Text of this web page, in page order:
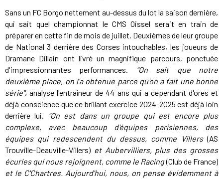
Sans un FC Borgo nettement au-dessus du lot la saison dernière,
qui sait quel championnat le CMS Oissel serait en train de
préparer en cette fin de mois de juillet. Deuxièmes de leur groupe
de National 3 derrière des Corses intouchables, les joueurs de
Dramane Dillain ont livré un magnifique parcours, ponctuée
d'impressionnantes performances.
"On sait que notre
deuxième place, on l'a obtenue parce qu'on a fait une bonne
série", analyse l'entraîneur de 44 ans qui a cependant d'ores et
déjà conscience que ce brillant exercice 2024-2025 est déjà loin
derrière lui.
"On est dans un groupe qui est encore plus
complexe, avec beaucoup d'équipes parisiennes, des
équipes qui redescendent du dessus, comme Villers(AS
Trouville-Deauville-Villers) et Aubervilliers, plus des grosses
écuries qui nous rejoignent, comme le Racing(Club de France)
et le C'Chartres. Aujourd'hui, nous, on pense évidemment à